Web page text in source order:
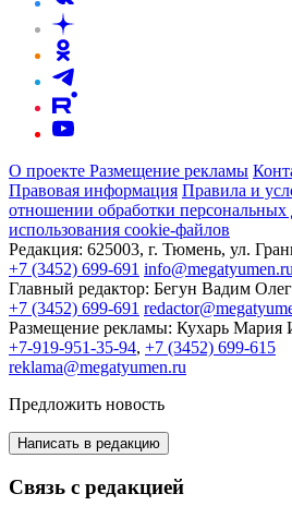
О проекте Размещение рекламы
Правовая информация Правила и
отношении обработки
использования cookie-файлов
Редакция: 625003, г. Тюмень, ул.
+7 (3452) 699-691 info@megatyumen.ru
Главный редактор: Бегун Вадим
+7 (3452) 699-691
Размещение рекламы: Кухарь Мария
+7-919-951-35-94, +7 (3452) 699-615
reklama@megatyumen.ru
Предложить новость
Написать в редакцию
Связь с редакцией